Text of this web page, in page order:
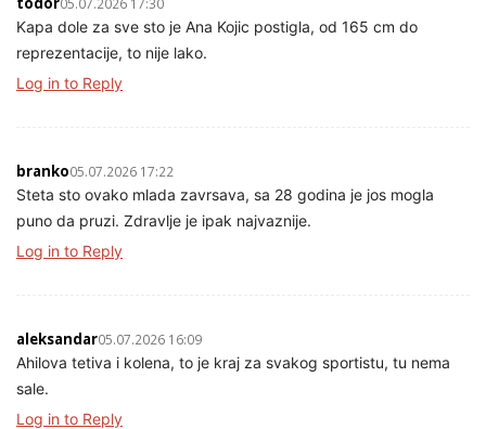
05.07.2026 17:30
Kapa dole za sve sto je Ana Kojic postigla, od 165 cm do
reprezentacije, to nije lako.
Log in to Reply
branko05.07.2026 17:22
Steta sto ovako mlada zavrsava, sa 28 godina je jos mogla
puno da pruzi. Zdravlje je ipak najvaznije.
Log in to Reply
aleksandar05.07.2026 16:09
Ahilova tetiva i kolena, to je kraj za svakog sportistu, tu nema
sale.
Log in to Reply